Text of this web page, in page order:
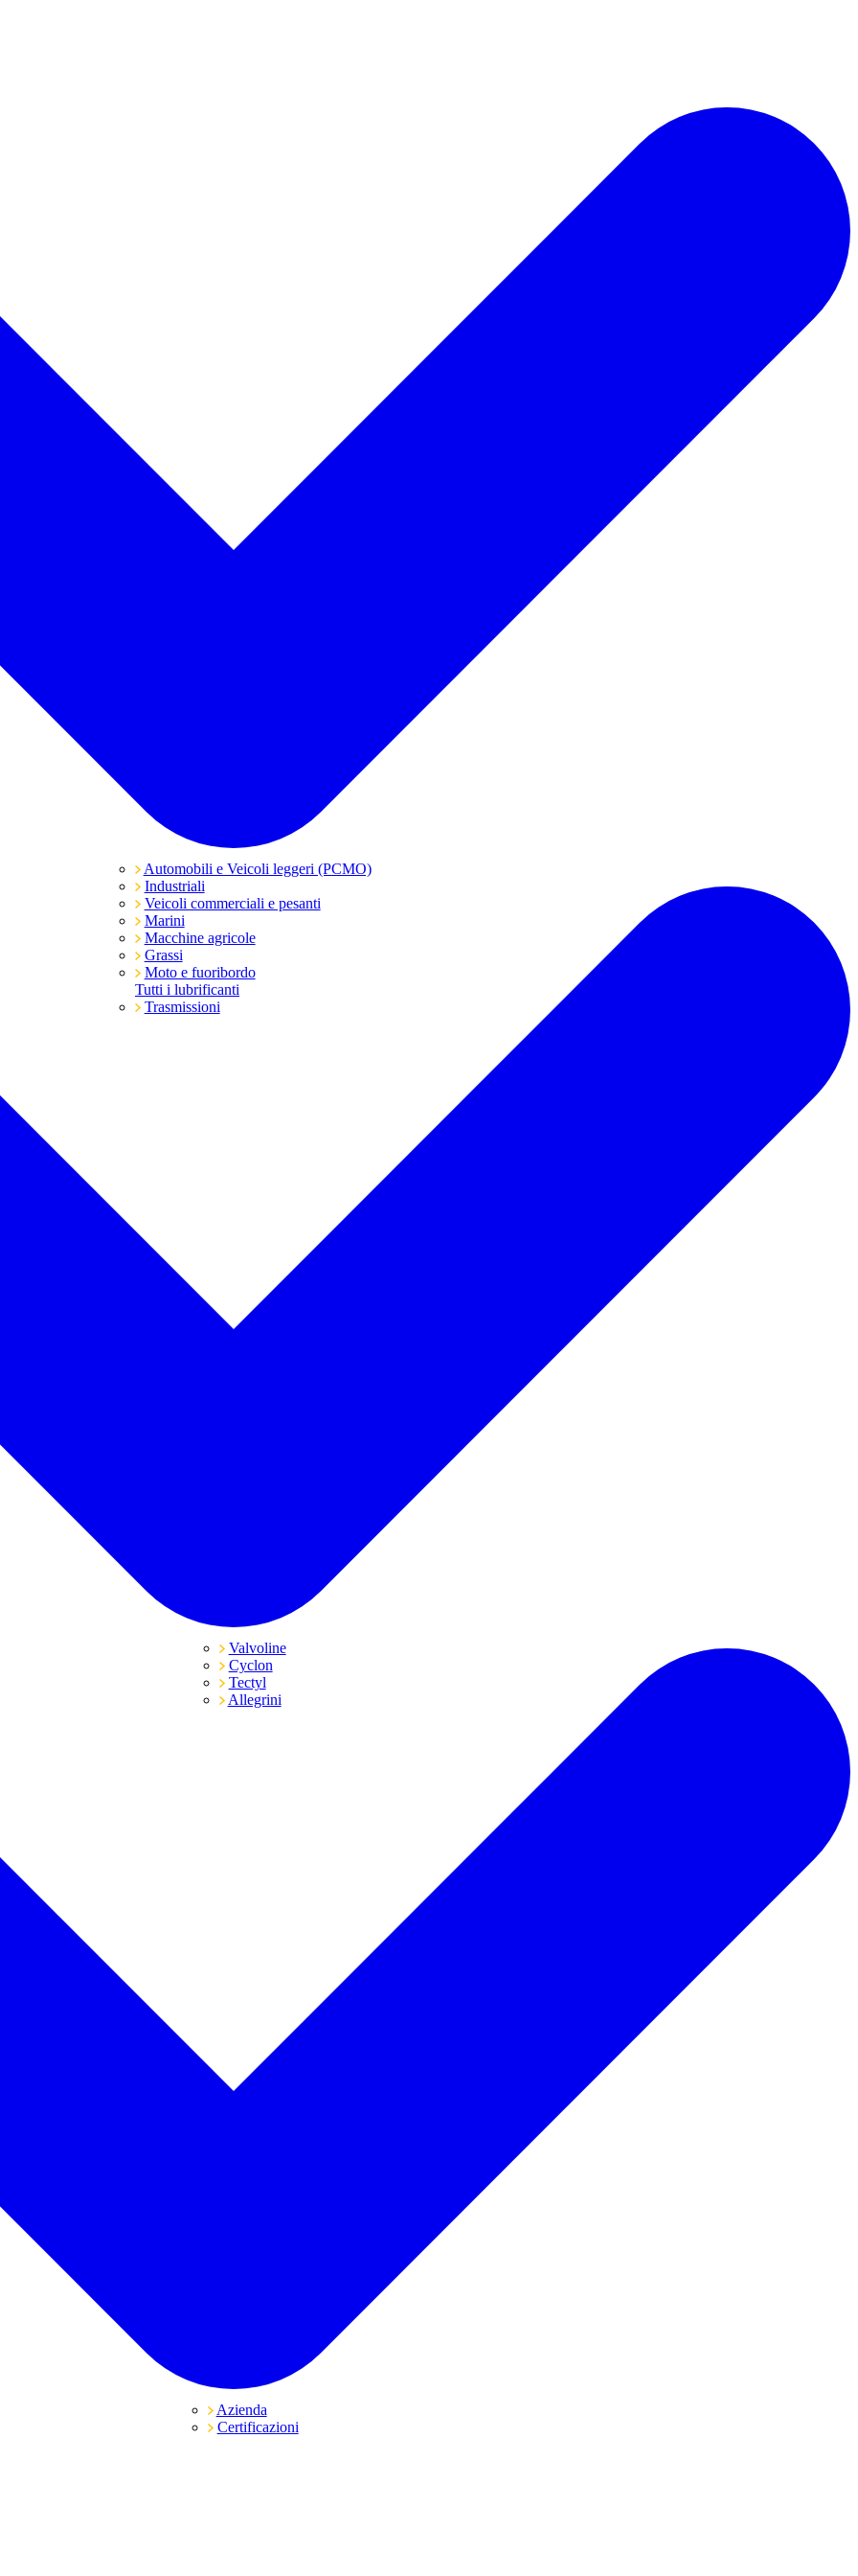
Automobili e Veicoli leggeri (PCMO)
Industriali
Veicoli commerciali e pesanti
Marini
Macchine agricole
Grassi
Moto e fuoribordo
Tutti i lubrificanti
Trasmissioni
Valvoline
Cyclon
Tectyl
Allegrini
Azienda
Certificazioni